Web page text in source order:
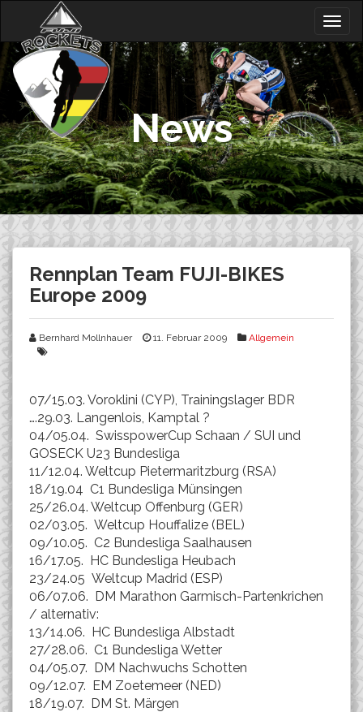
content
News
Rennplan Team FUJI-BIKES
Europe 2009
Bernhard Mollnhauer 11. Februar 2009 Allgemein
07/15.03. Voroklini (CYP), Trainingslager BDR
….29.03. Langenlois, Kamptal ?
04/05.04. SwisspowerCup Schaan / SUI und
GOSECK U23 Bundesliga
11/12.04. Weltcup Pietermaritzburg (RSA)
18/19.04 C1 Bundesliga Münsingen
25/26.04. Weltcup Offenburg (GER)
02/03.05. Weltcup Houffalize (BEL)
09/10.05. C2 Bundesliga Saalhausen
16/17.05. HC Bundesliga Heubach
23/24.05 Weltcup Madrid (ESP)
06/07.06. DM Marathon Garmisch-Partenkrichen
/ alternativ:
13/14.06. HC Bundesliga Albstadt
27/28.06. C1 Bundesliga Wetter
04/05.07. DM Nachwuchs Schotten
09/12.07. EM Zoetemeer (NED)
18/19.07. DM St. Märgen